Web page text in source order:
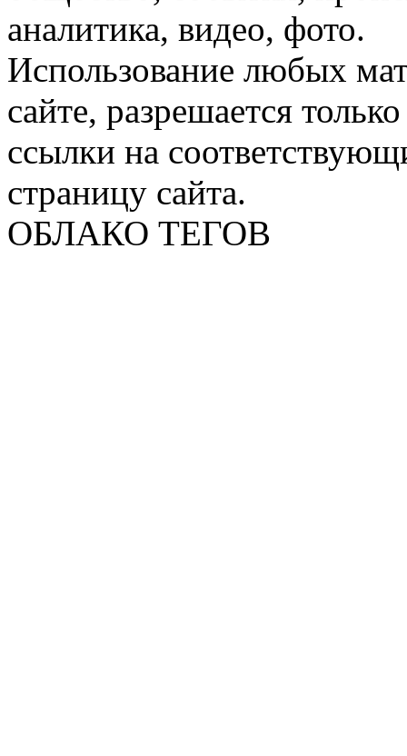
аналитика, видео, фото.
Использование любых
сайте, разрешается
ссылки на
страницу сайта.
ОБЛАКО ТЕГОВ